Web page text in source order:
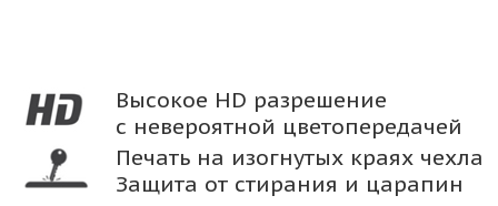
Высокое HD разрешение
с невероятной цветопередачей
Печать на изогнутых краях чехла
Защита от стирания и царапин